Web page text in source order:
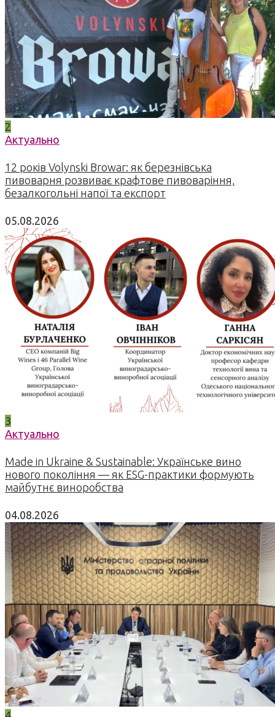
2
Актуально
12 років Volynski Browar: як березнівська
пивоварня розвиває крафтове пивоваріння,
безалкогольні напої та експорт
05.08.2026
3
Актуально
Made in Ukraine & Sustainable: Українське вино
нового покоління — як ESG-практики формують
майбутнє виноробства
04.08.2026